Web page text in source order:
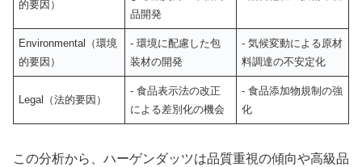
的要因）
品開発
Environmental（環境
的要因）
- 環境に配慮した包
装材の開発
- 気候変動による原材
料調達の不安定化
Legal（法的要因）
- 食品表示法の改正
による差別化の機会
- 食品添加物規制の強
化
この分析から、ハーゲンダッツは品質重視の傾向や高級品